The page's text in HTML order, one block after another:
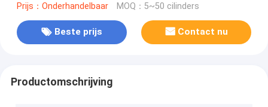
Prijs：Onderhandelbaar MOQ：5~50 cilinders
Beste prijs Contact nu
Productomschrijving